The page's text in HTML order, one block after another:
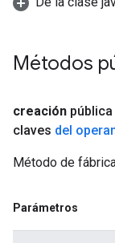
Métodos
creación
claves del
Método de
Parámetros